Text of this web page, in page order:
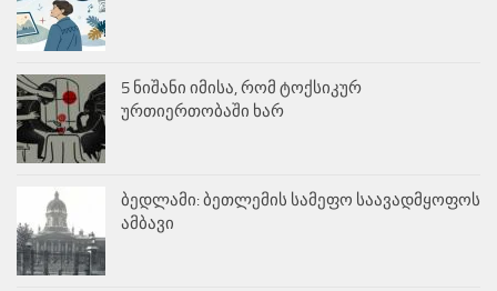
5 ნიშანი იმისა, რომ ტოქსიკურ
ურთიერთობაში ხარ
ბედლამი: ბეთლემის სამეფო საავადმყოფოს
ამბავი